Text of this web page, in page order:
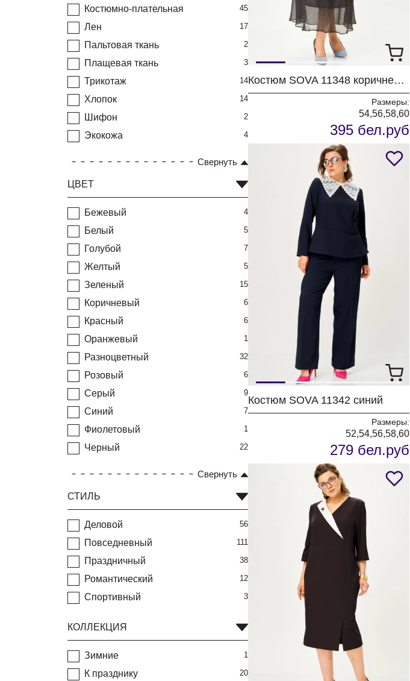
Костюмно-плательная 45
Лен 17
Пальтовая ткань 2
Плащевая ткань 3
Трикотаж 14
Хлопок 14
Шифон 2
Экокожа 4
Свернуть
ЦВЕТ
Бежевый 4
Белый 5
Голубой 7
Желтый 5
Зеленый 15
Коричневый 6
Красный 6
Оранжевый 1
Разноцветный 32
Розовый 6
Серый 9
Синий 7
Фиолетовый 1
Черный 22
Свернуть
СТИЛЬ
Деловой 56
Повседневный 111
Праздничный 38
Романтический 12
Спортивный 3
КОЛЛЕКЦИЯ
Зимние 1
К празднику 20
Костюм SOVA 11348 коричневый
Размеры:
54,56,58,60
395 бел.руб
Костюм SOVA 11342 синий
Размеры:
52,54,56,58,60
279 бел.руб